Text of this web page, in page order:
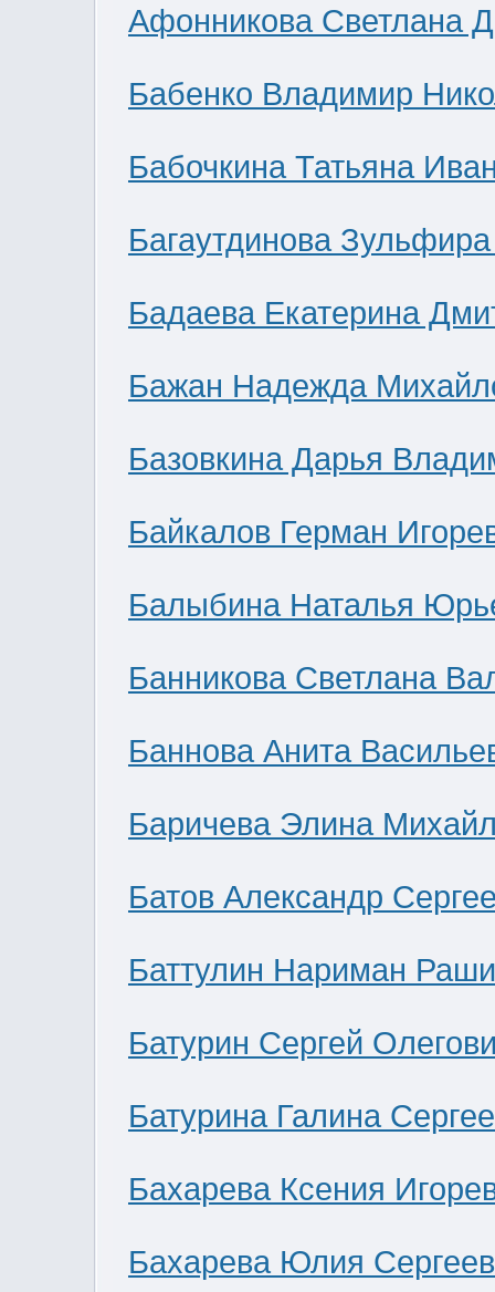
Афонникова Светлана
Бабенко Владимир
Бабочкина Татьяна
Багаутдинова
Бадаева Екатерина
Бажан Надежда
Базовкина Дарья
Байкалов Герман
Балыбина Наталья
Банникова Светлана
Баннова Анита
Баричева Элина
Батов Александр
Баттулин Нариман
Батурин Сергей
Батурина Галина
Бахарева Ксения
Бахарева Юлия